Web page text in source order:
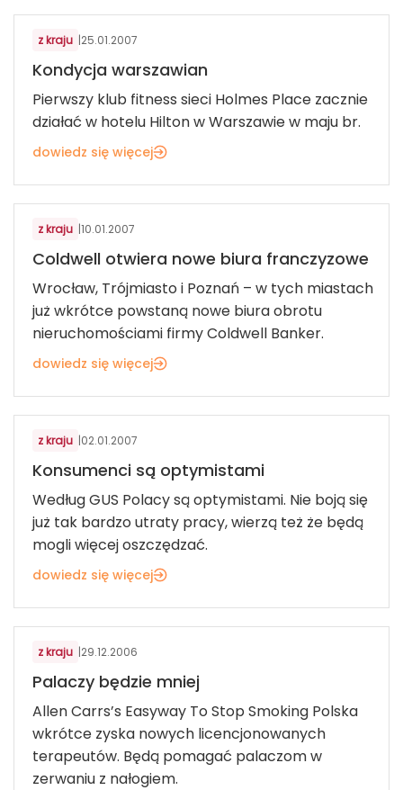
z kraju |25.01.2007
Kondycja warszawian
Pierwszy klub fitness sieci Holmes Place zacznie
działać w hotelu Hilton w Warszawie w maju br.
dowiedz się więcej
USŁUGI DLA KONSUMENTÓW
z kraju |10.01.2007
Coldwell otwiera nowe biura franczyzowe
Wrocław, Trójmiasto i Poznań – w tych miastach
już wkrótce powstaną nowe biura obrotu
nieruchomościami firmy Coldwell Banker.
dowiedz się więcej
USŁUGI DLA KONSUMENTÓW
z kraju |02.01.2007
Konsumenci są optymistami
Według GUS Polacy są optymistami. Nie boją się
już tak bardzo utraty pracy, wierzą też że będą
mogli więcej oszczędzać.
dowiedz się więcej
USŁUGI DLA KONSUMENTÓW
z kraju |29.12.2006
Palaczy będzie mniej
Allen Carrs’s Easyway To Stop Smoking Polska
wkrótce zyska nowych licencjonowanych
terapeutów. Będą pomagać palaczom w
zerwaniu z nałogiem.